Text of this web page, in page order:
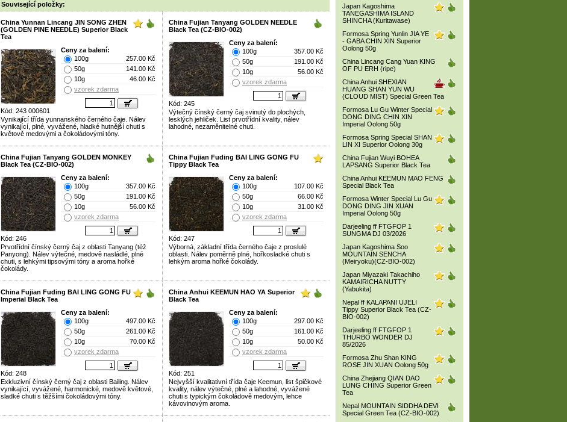
Související položky:
China Yunnan Lincang JIN SONG ZHEN
(GOLDEN PINE NEEDLE) Superior Black
Tea
Kód: 243 000601
Ceny za balení:
100g
257.00 Kč
50g
141.00 Kč
10g
46.00 Kč
vzorek zdarma
Vynikající třída yunnanského černého čaje. Nálev
vynikající, plné, vyvážené, hladké hutnější chuti s
květově medovými a čokoládovými tóny.
China Fujian Tanyang GOLDEN NEEDLE
Black Tea (CZ-BIO-002)
Kód: 245
Ceny za balení:
100g
357.00 Kč
50g
191.00 Kč
10g
56.00 Kč
vzorek zdarma
Výtečný čínský černý čaj svinutý do plochých,
lesklých jehliček. List prvotřídní kvality, nálev
lahodné, nezaměnitelné chuti.
China Fujian Tanyang GOLDEN MONKEY
Black Tea (CZ-BIO-002)
Kód: 246
Ceny za balení:
100g
357.00 Kč
50g
191.00 Kč
10g
56.00 Kč
vzorek zdarma
Prvotřídní čínský černý čaj z oblasti Tanyang (též
Panyong). Nálev výtečné, medově nasládlé, plné
chuti, s lehkými tipsovými tóny a aroma hořké
čokolády.
China Fujian Fuding BAI LING GONG FU
Tippy Black Tea
Kód: 247
Ceny za balení:
100g
107.00 Kč
50g
66.00 Kč
10g
31.00 Kč
vzorek zdarma
Výborná, základní třída černého čaje z proslulé
oblasti. Nálev poměrně plné, hořkosladké chuti s
lehkým aroma hořké čokolády.
China Fujian Fuding BAI LING GONG FU
Imperial Black Tea
Kód: 248
Ceny za balení:
100g
497.00 Kč
50g
261.00 Kč
10g
70.00 Kč
vzorek zdarma
Exkluzivní čínský černý čaj z oblasti Bailing. Nálev
vynikající, vyvážené, harmonické, medově květové,
sladké chuti s těžšími čokoládovými tóny.
China Anhui KEEMUN HAO YA Superior
Black Tea
Kód: 251
Ceny za balení:
100g
297.00 Kč
50g
161.00 Kč
10g
50.00 Kč
vzorek zdarma
Nejvyšší kvalitativní třída čaje Keemun, list špičkové
kvality, nálev výtečné, plné a lahodné, vyvážené
chuti s typickým čokoládově medovým, lehce
kávovinovým aroma.
Japan Kagoshima
TANEGASHIMA ISLAND
SHINCHA (Kuritawase)
Formosa Spring Yunlin JIA YE
- GABA CHIN XIN Superior
Oolong 50g
China Lincang Cang Yuan KING
OF PU ERH (ripe)
China Anhui SHEXIAN
HUANG SHAN YUN WU
(CLOUD MIST) Special Green Tea
Formosa Lu Gu Winter Special
DONG DING CHIN XIN
Imperial Oolong 50g
Formosa Spring Special SHAN
LIN XI Superior Oolong 30g
China Fujian Wuyi BOHEA
LAPSANG Superior Black Tea
China Anhui KEEMUN MAO FENG
Special Black Tea
Formosa Winter Special Lu Gu
DONG DING JIN XUAN
Imperial Oolong 50g
Darjeeling ff FTGFOP 1
SUNGMA DJ 03/2026
Japan Kagoshima Soo
MOUNTAIN SENCHA
(Meiryoku)(CZ-BIO-002)
Japan Miyazaki Takachiho
KAMAIRICHA NUTTY
(Yabukita)
Nepal ff KALAPANI UJELI
Tippy Superior Black Tea (CZ-
BIO-002)
Darjeeling ff FTGFOP 1
THURBO WONDER DJ
85/2026
Formosa Zhu Shan KING
ROSE JIN XUAN Oolong 50g
China Zhejiang QIAN DAO
LUNG CHING Superior Green
Tea
Nepal MOUNTAIN SIDDHA DEVI
Special Green Tea (CZ-BIO-002)